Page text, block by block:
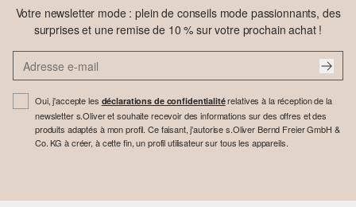
Votre newsletter mode : plein de conseils mode passionnants, des
surprises et une remise de 10 % sur votre prochain achat !
Oui, j'accepte les déclarations de confidentialitérelatives à la réception de la
newsletter s.Oliver et souhaite recevoir des informations sur des offres et des
produits adaptés à mon profil. Ce faisant, j'autorise s.Oliver Bernd Freier GmbH &
Co. KG à créer, à cette fin, un profil utilisateur sur tous les appareils.